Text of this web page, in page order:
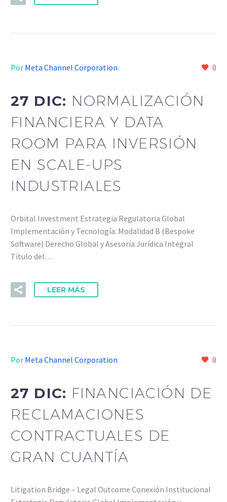
0
Por Meta Channel Corporation
27 DIC: NORMALIZACIÓN
FINANCIERA Y DATA
ROOM PARA INVERSIÓN
EN SCALE-UPS
INDUSTRIALES
Orbital Investment Estrategia Regulatoria Global
Implementación y Tecnología: Modalidad B (Bespoke
Software) Derecho Global y Asesoría Jurídica Integral
Título del…
LEER MÁS
0
Por Meta Channel Corporation
27 DIC: FINANCIACIÓN DE
RECLAMACIONES
CONTRACTUALES DE
GRAN CUANTÍA
Litigation Bridge – Legal Outcome Conexión Institucional